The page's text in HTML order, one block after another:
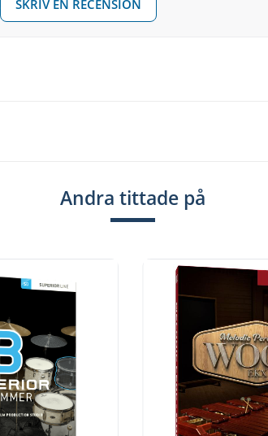
SKRIV EN RECENSION
Andra tittade på